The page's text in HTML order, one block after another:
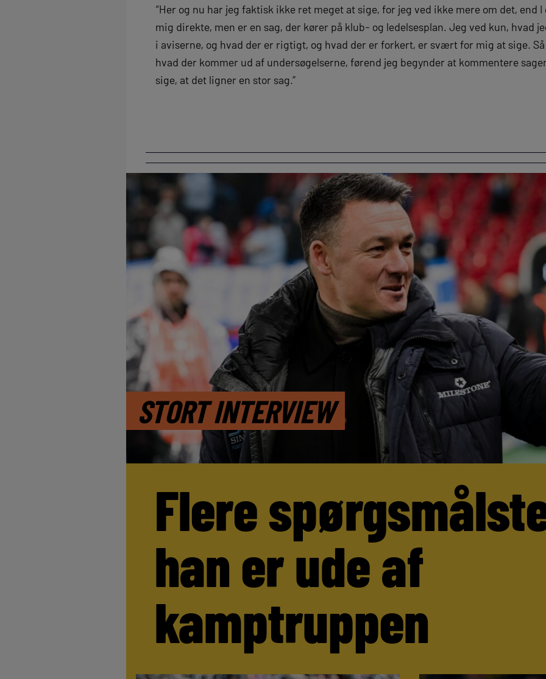
“Her og nu har jeg faktisk ikke ret meget at sige, for jeg ved ikke mere om det, end
mig direkte, men er en sag, der kører på klub- og ledelsesplan. Jeg ved kun, hvad
i aviserne, og hvad der er rigtigt, og hvad der er forkert, er svært for mig at sige.
hvad der kommer ud af undersøgelserne, førend jeg begynder at kommentere
sige, at det ligner en stor sag.”
STORT INTERVIEW
Flere
han er ude af
kamptruppen